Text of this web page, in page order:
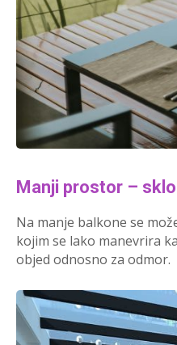
Manji prostor –
Na manje balkone se
kojim se lako manevrira
objed odnosno za odmor.